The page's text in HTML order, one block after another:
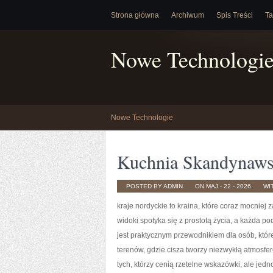
Strona główna Archiwum Spis Treści
Nowe
Nowe Technologie
Kuchnia
POSTED BY ADMIN ON MAJ - 22 - 2026
kraje nordyckie to kraina, które coraz mocniej
widoki spotyka się z prostotą życia, a każda
jest praktycznym przewodnikiem dla osób,
terenów, gdzie cisza tworzy niezwykłą
tych, którzy cenią rzetelne wskazówki, ale